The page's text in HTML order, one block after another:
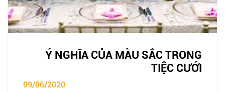
Ý NGHĨA CỦA MÀU SẮC TRONG
TIỆC CƯỚI
09/06/2020